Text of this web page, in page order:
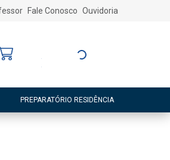
Fale Conosco Ouvidoria
Entre ou Cadastre-
PREPARATÓRIO RESIDÊNCIA